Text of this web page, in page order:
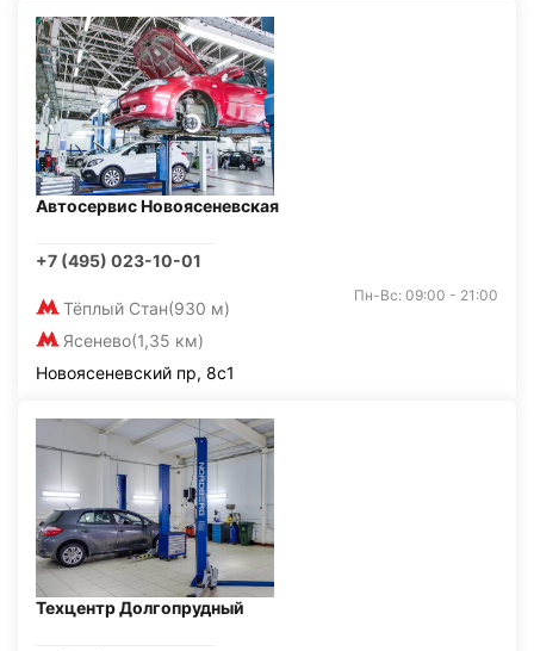
Автосервис Новоясеневская
+7 (495) 023-10-01
Тёплый Стан(930 м)
Ясенево(1,35 км)
Пн-Вс: 09:00 - 21:00
Новоясеневский пр, 8с1
Техцентр Долгопрудный